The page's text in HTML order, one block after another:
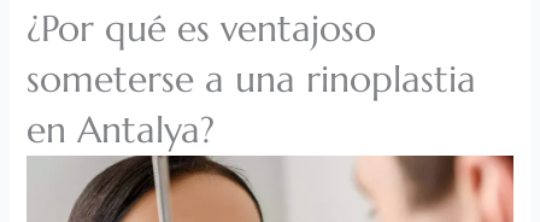
¿Por qué es ventajoso
someterse a una rinoplastia
en Antalya?